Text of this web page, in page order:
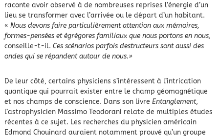
raconte avoir observé à de nombreuses reprises l’énergie d’un
lieu se transformer avec l’arrivée ou le départ d’un habitant.
« Nous devons faire particulièrement attention aux mémoires,
formes-pensées et égrégores familiaux que nous portons en nous,
conseille-t-il. Ces scénarios parfois destructeurs sont aussi des
ondes qui se répandent autour de nous.»
De leur côté, certains physiciens s’intéressent à l’intrication
quantique qui pourrait exister entre le champ géomagnétique
et nos champs de conscience. Dans son livre Entanglement,
l’astrophysicien Massimo Teodorani relate de multiples études
récentes à ce sujet. Les recherches du physicien américain
Edmond Chouinard auraient notamment prouvé qu’un groupe